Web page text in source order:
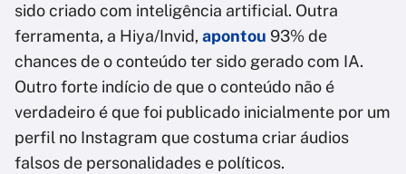
sido criado com inteligência artificial. Outra
ferramenta, a Hiya/Invid, apontou 93% de
chances de o conteúdo ter sido gerado com IA.
Outro forte indício de que o conteúdo não é
verdadeiro é que foi publicado inicialmente por um
perfil no Instagram que costuma criar áudios
falsos de personalidades e políticos.